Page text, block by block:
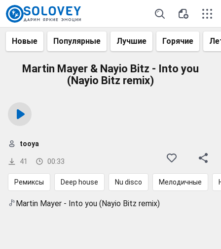
Новые Популярные Лучшие Горячие
Martin Mayer & Nayio Bitz - Into you
(Nayio Bitz remix)
41 00:33
tooya
Ремиксы Deep house Nu disco Мелодичные
Martin Mayer - Into you (Nayio Bitz remix)